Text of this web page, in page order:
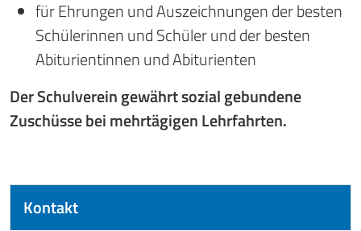
für Ehrungen und Auszeichnungen der besten
Schülerinnen und Schüler und der besten
Abiturientinnen und Abiturienten
Der Schulverein gewährt sozial gebundene
Zuschüsse bei mehrtägigen Lehrfahrten.
Kontakt